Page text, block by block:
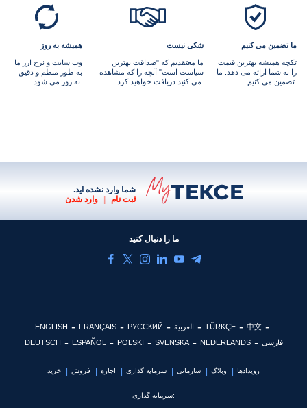
همیشه به روز
وب سایت و نرخ ارز ما
به طور منظم و دقیق
شکی نیست
ما معتقدیم که "صداقت بهترین
سیاست است" آنچه را که مشاهده
ما تضمین می کنیم
تکچه همیشه بهترین قیمت
را به شما ارائه می دهد. ما
شما وارد نشده اید.
ثبت نام
| وارد شدن
ما را دنبال کنید
ENGLISH FRANÇAIS РУССКИЙ العربية TÜRKÇE
中文
DEUTSCH
ESPAÑOL POLSKI SVENSKA NEDERLANDS فارسی
خرید فروش اجاره سرمایه گذاری سازمانی وبلاگ رویدادها
سرمایه گذاری: